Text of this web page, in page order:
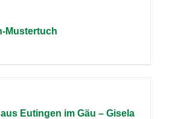
Mustertuch
Eutingen im Gäu – Gisela